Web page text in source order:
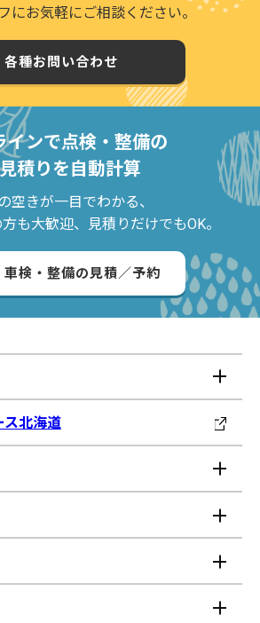
にお気軽にご相談ください。
各種お問い合わせ
インで点検・整備の
積りを自動計算
空きが一目でわかる、
も大歓迎、見積りだけでもOK。
車検・整備の見積／予約
ス北海道